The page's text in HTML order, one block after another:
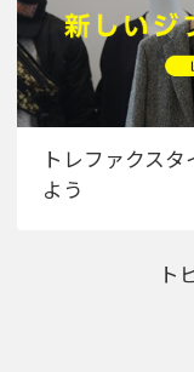
トレファクス
よう
ト